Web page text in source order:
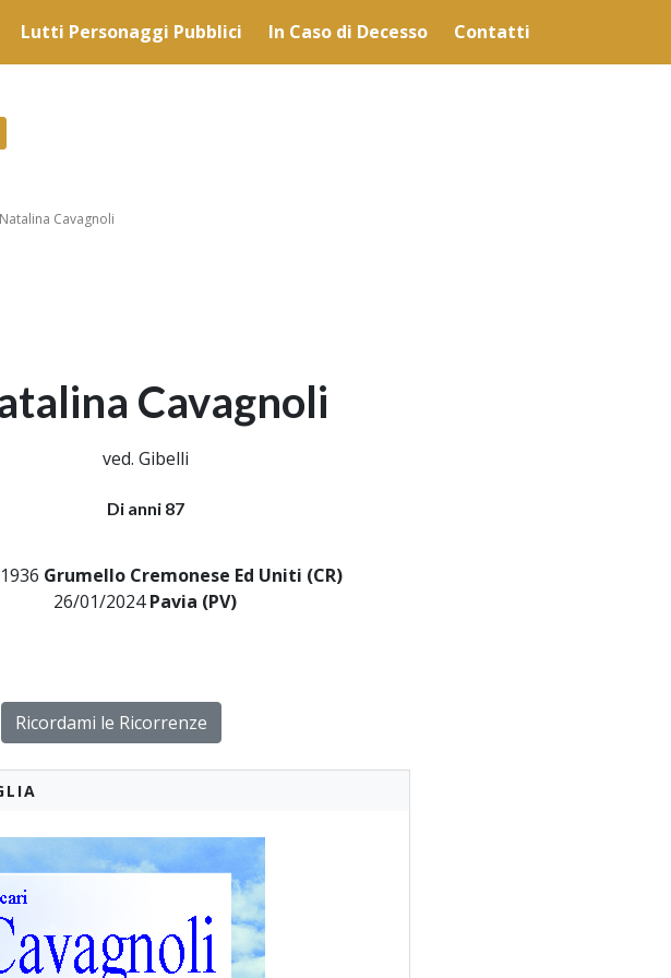
Lutti Personaggi Pubblici In Caso di Decesso Contatti
Natalina Cavagnoli
Cavagnoli
ved. Gibelli
Di anni 87
Grumello Cremonese Ed Uniti (CR)
26/01/2024Pavia (PV)
Ricordami le Ricorrenze
acconsenti all'uso dei cookie. Ulteriori informazioni